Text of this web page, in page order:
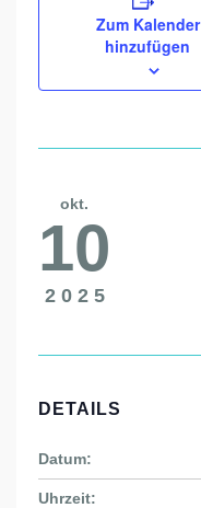
Zum Kalender
hinzufügen
okt.
10
2025
DETAILS
Datum:
Uhrzeit: